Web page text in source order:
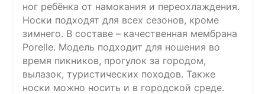
ног ребёнка от намокания и переохлаждения.
Носки подходят для всех сезонов, кроме
зимнего. В составе – качественная мембрана
Porelle. Модель подходит для ношения во
время пикников, прогулок за городом,
вылазок, туристических походов. Также
носки можно носить и в городской среде.